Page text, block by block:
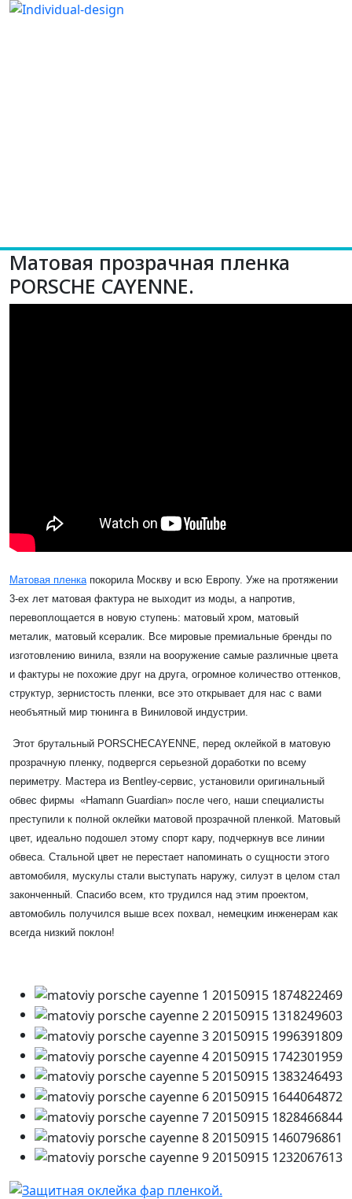
Матовая прозрачная пленка
PORSCHE CAYENNE.
Матовая пленка покорила Москву и всю Европу. Уже на протяжении
3-ех лет матовая фактура не выходит из моды, а напротив,
перевоплощается в новую ступень: матовый хром, матовый
металик, матовый ксералик. Все мировые премиальные бренды по
изготовлению винила, взяли на вооружение самые различные цвета
и фактуры не похожие друг на друга, огромное количество оттенков,
структур, зернистость пленки, все это открывает для нас с вами
необъятный мир тюнинга в Виниловой индустрии.
Этот брутальный PORSCHECAYENNE , перед оклейкой в матовую
прозрачную пленку, подвергся серьезной доработки по всему
периметру. Мастера из Bentley-сервис, установили оригинальный
обвес фирмы «Hamann Guardian» после чего, наши специалисты
преступили к полной оклейки матовой прозрачной пленкой. Матовый
цвет, идеально подошел этому спорт кару, подчеркнув все линии
обвеса. Стальной цвет не перестает напоминать о сущности этого
автомобиля, мускулы стали выступать наружу, силуэт в целом стал
законченный. Спасибо всем, кто трудился над этим проектом,
автомобиль получился выше всех похвал, немецким инженерам как
всегда низкий поклон!